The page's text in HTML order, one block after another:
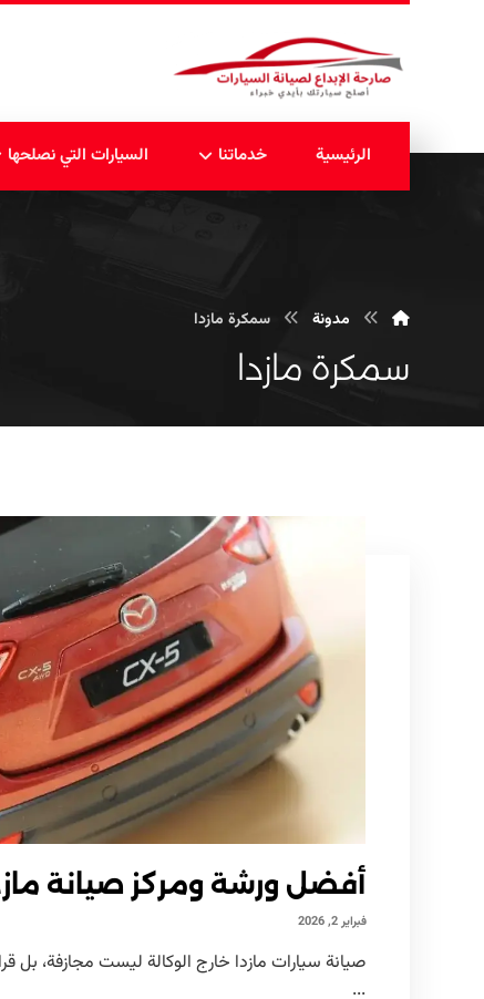
الرئيسية خدماتنا السيارات التي نصلحها
مدونة سمكرة مازدا
سمكرة مازدا
أفضل ورشة ومركز صيانة
فبراير 2, 2026
صيانة سيارات مازدا خارج الوكالة ليست مجازفة، بل
...